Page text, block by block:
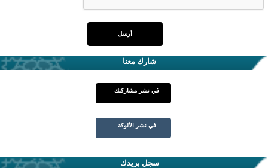
شارك معنا
في نشر مشاركتك
في نشر الألوكة
سجل بريدك